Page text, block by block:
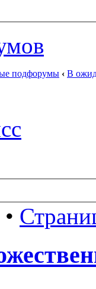
подфорумы ‹ В